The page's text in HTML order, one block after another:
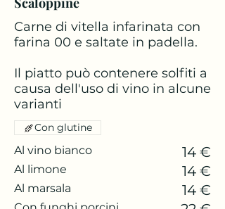
Carne di vitella infarinata con
farina 00 e saltate in padella.
Il piatto può contenere solfiti a
causa dell'uso di vino in alcune
varianti
Al vino bianco 14 €
Al limone 14 €
Al marsala 14 €
Con glutine